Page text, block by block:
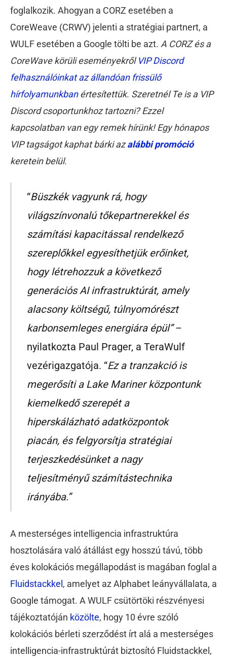
foglalkozik. Ahogyan a CORZ esetében a
CoreWeave (CRWV) jelenti a stratégiai partnert, a
WULF esetében a Google tölti be azt. A CORZ és a
CoreWave körüli eseményekrőlVIP Discord
felhasználóinkat az állandóan frissülő
hírfolyamunkbanértesítettük. Szeretnél Te is a VIP
Discord csoportunkhoz tartozni?Ezzel
kapcsolatban van egy remek hírünk! Egy hónapos
VIP tagságot kaphat bárki azalábbi promóció
keretein belül.
“Büszkék vagyunk rá, hogy
világszínvonalú tőkepartnerekkel és
számítási kapacitással rendelkező
szereplőkkel egyesíthetjük erőinket,
hogy létrehozzuk a következő
generációs AI infrastruktúrát, amely
alacsony költségű, túlnyomórészt
karbonsemleges energiára épül”–
nyilatkozta Paul Prager, a TeraWulf
vezérigazgatója. “Ez a tranzakció is
megerősíti a Lake Mariner központunk
kiemelkedő szerepét a
hiperskálázható adatközpontok
piacán, és felgyorsítja stratégiai
terjeszkedésünket a nagy
teljesítményű számítástechnika
irányába.”
A mesterséges intelligencia infrastruktúra
hosztolására való átállást egy hosszú távú, több
éves kolokációs megállapodást is magában foglal a
Fluidstackkel, amelyet az Alphabet leányvállalata, a
Google támogat. A WULF csütörtöki részvényesi
tájékoztatóján közölte, hogy 10 évre szóló
kolokációs bérleti szerződést írt alá a mesterséges
intelligencia-infrastruktúrát biztosító Fluidstackkel,